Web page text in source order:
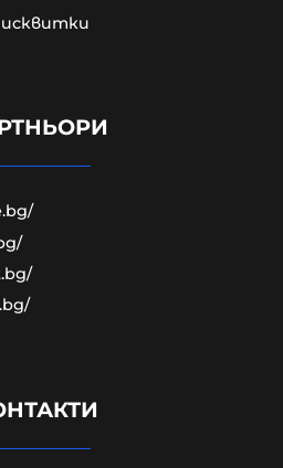
да подкупи
кола